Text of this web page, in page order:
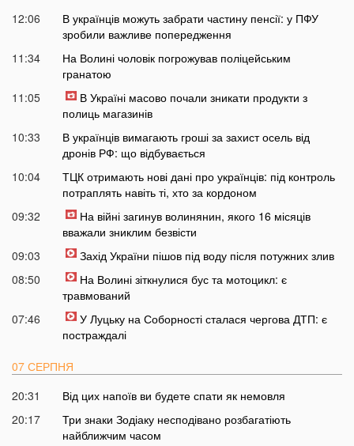
12:06
В українців можуть забрати частину пенсії: у ПФУ
зробили важливе попередження
11:34
На Волині чоловік погрожував поліцейським
гранатою
11:05
В Україні масово почали зникати продукти з
полиць магазинів
10:33
В українців вимагають гроші за захист осель від
дронів РФ: що відбувається
10:04
ТЦК отримають нові дані про українців: під контроль
потраплять навіть ті, хто за кордоном
09:32
На війні загинув волинянин, якого 16 місяців
вважали зниклим безвісти
09:03
Захід України пішов під воду після потужних злив
08:50
На Волині зіткнулися бус та мотоцикл: є
травмований
07:46
У Луцьку на Соборності сталася чергова ДТП: є
постраждалі
07 СЕРПНЯ
20:31
Від цих напоїв ви будете спати як немовля
20:17
Три знаки Зодіаку несподівано розбагатіють
найближчим часом